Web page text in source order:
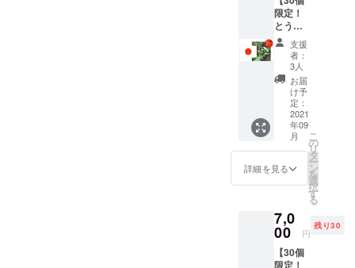
でき、
振ると
中で種
が転が
るのが
わかる
程度。
※但し、
生食限
定のと
うがら
しでは
乾燥保
存は不
可。
並べて
置く。
風通し
の良い
日陰の
場所
で、自
然乾
燥。完
了の目
安は表
面にシ
くさん
でき、
中で種
が転が
るのが
わかる
程度。
【生食
限定】
そのま
まやピ
クルス
など 保
存方
法） 冷
蔵保
存：乾
燥しな
袋や
ラップ
菜室に
入れ
る。水
分は傷
チン
ダー：
トムヤ
ムクン
や炒め
ものな
ど ハバ
ネロ：
スープ
やソー
スなど
保存方
蔵保
存：乾
に保存
袋や
ラップ
で密閉
育状況
によっ
て変動
しま
す。予
めご了
承くだ
さい。
調理方
法） 中
国大牛
角椒：
肉詰め
や炒め
可。 プ
サジュ
エラ：
カレー
ス（写
真はイ
メージ
です）
ビ
キー
ニョ、
ハラ
ペー
ニョな
どを想
定。 ・
合計1kg
時期
は、生
によっ
限定！
とうが
らし和
製1kg
セット
（辛さ
レベ
ル：🌶🌶
）】 ・
十色の
畑で採
れたと
うがら
しの中
うがら
しを
チョイ
ス（写
支援
者：
3人
お届
け予
定：
2021
年09
月
詳細を見る
こ
の
リ
タ
ー
ン
を
選
択
す
る
7,0
00 円
残り30
【30個
限定！